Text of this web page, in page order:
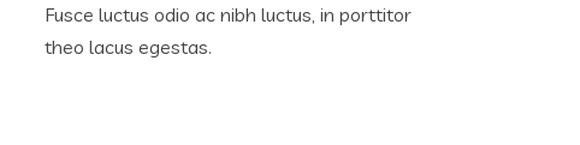
Fusce luctus odio ac nibh luctus, in porttitor
theo lacus egestas.